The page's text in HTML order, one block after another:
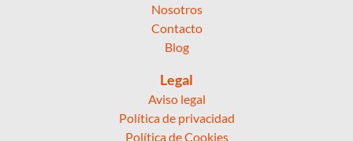
Nosotros
Contacto
Blog
Legal
Aviso legal
Política de privacidad
Política de Cookies